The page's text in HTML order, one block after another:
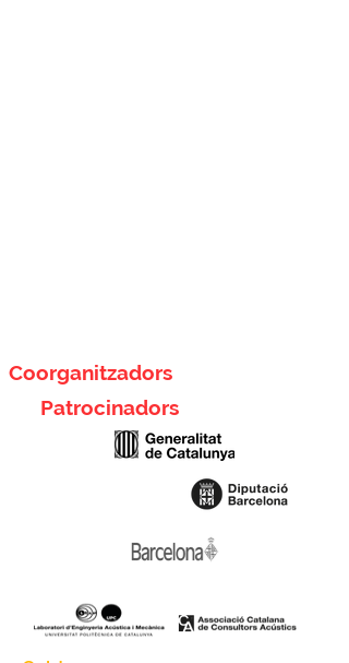
Coorganitzadors
Patrocinadors